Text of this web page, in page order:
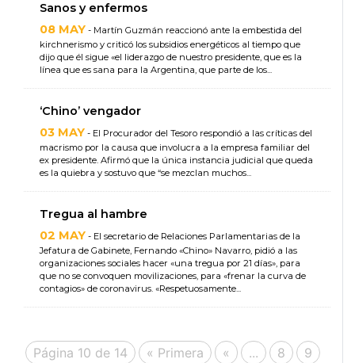
Sanos y enfermos
08 MAY - Martín Guzmán reaccionó ante la embestida del
kirchnerismo y criticó los subsidios energéticos al tiempo que
dijo que él sigue «el liderazgo de nuestro presidente, que es la
línea que es sana para la Argentina, que parte de los...
‘Chino’ vengador
03 MAY - El Procurador del Tesoro respondió a las críticas del
macrismo por la causa que involucra a la empresa familiar del
ex presidente. Afirmó que la única instancia judicial que queda
es la quiebra y sostuvo que “se mezclan muchos...
Tregua al hambre
02 MAY - El secretario de Relaciones Parlamentarias de la
Jefatura de Gabinete, Fernando «Chino» Navarro, pidió a las
organizaciones sociales hacer «una tregua por 21 días», para
que no se convoquen movilizaciones, para «frenar la curva de
contagios» de coronavirus. «Respetuosamente...
Página 10 de 14 « Primera « ... 8
9